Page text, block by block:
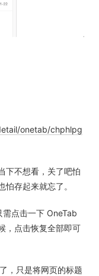
onetab/chphlpg
下不想看，关了吧怕
存起来就忘了。
点击一下 OneTab
，点击恢复全部即可
，只是将网页的标题